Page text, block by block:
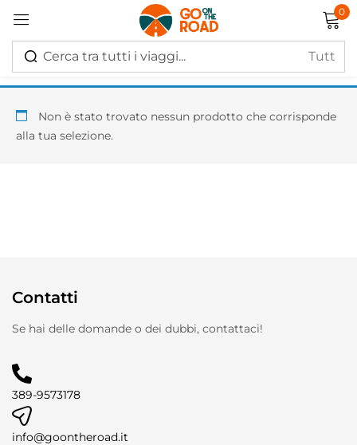
0
Non è stato trovato nessun prodotto che corrisponde
alla tua selezione.
Contatti
Se hai delle domande o dei dubbi, contattaci!
389-9573178
info@goontheroad.it
Accedi